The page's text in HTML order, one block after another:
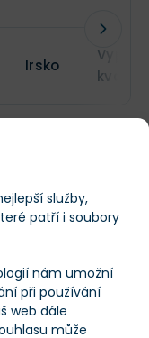
služby,
patří i soubory
nám umožní
při používání
web dále
může
Irsko
ETF (Acc)
majetek.
% ročně
–
reinvestuje
(15% daň z